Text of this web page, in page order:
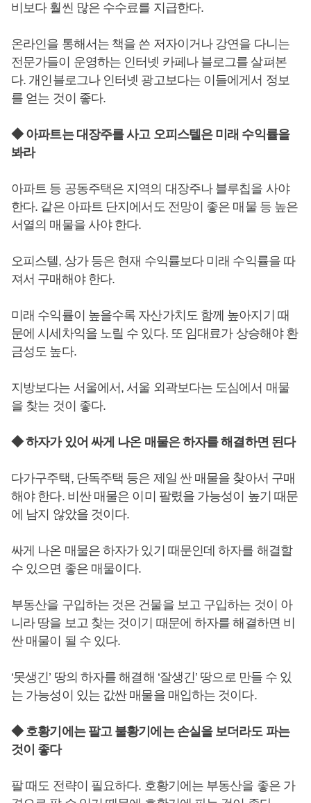
비보다 훨씬 많은 수수료를 지급한다.
온라인을 통해서는 책을 쓴 저자이거나 강연을 다니는
전문가들이 운영하는 인터넷 카페나 블로그를 살펴본
다. 개인블로그나 인터넷 광고보다는 이들에게서 정보
를 얻는 것이 좋다.
◆ 아파트는 대장주를 사고 오피스텔은 미래 수익률을
봐라
아파트 등 공동주택은 지역의 대장주나 블루칩을 사야
한다. 같은 아파트 단지에서도 전망이 좋은 매물 등 높은
서열의 매물을 사야 한다.
오피스텔, 상가 등은 현재 수익률보다 미래 수익률을 따
져서 구매해야 한다.
미래 수익률이 높을수록 자산가치도 함께 높아지기 때
문에 시세차익을 노릴 수 있다. 또 임대료가 상승해야 환
금성도 높다.
지방보다는 서울에서, 서울 외곽보다는 도심에서 매물
을 찾는 것이 좋다.
◆ 하자가 있어 싸게 나온 매물은 하자를 해결하면 된다
다가구주택, 단독주택 등은 제일 싼 매물을 찾아서 구매
해야 한다. 비싼 매물은 이미 팔렸을 가능성이 높기 때문
에 남지 않았을 것이다.
싸게 나온 매물은 하자가 있기 때문인데 하자를 해결할
수 있으면 좋은 매물이다.
부동산을 구입하는 것은 건물을 보고 구입하는 것이 아
니라 땅을 보고 찾는 것이기 때문에 하자를 해결하면 비
싼 매물이 될 수 있다.
‘못생긴’ 땅의 하자를 해결해 ‘잘생긴’ 땅으로 만들 수 있
는 가능성이 있는 값싼 매물을 매입하는 것이다.
◆ 호황기에는 팔고 불황기에는 손실을 보더라도 파는
것이 좋다
팔 때도 전략이 필요하다. 호황기에는 부동산을 좋은 가